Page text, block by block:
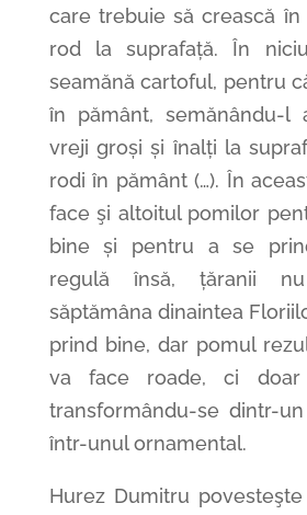
care trebuie să crească în
rod la suprafață. În
seamănă cartoful, pentru
în pământ, semănându-l
vreji groși și înalți la
rodi în pământ (…). În
face şi altoitul pomilor
bine și pentru a se
regulă însă, țăranii
săptămâna dinaintea
prind bine, dar pomul
va face roade, ci doar
transformându-se dintr-
într-unul ornamental.
Hurez Dumitru